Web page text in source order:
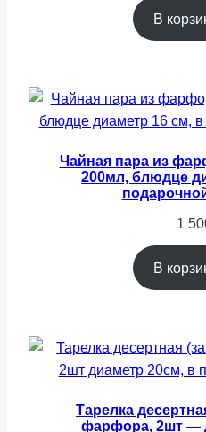
В
Чайная пара из
200мл, блюдце
1
В
Тарелка
фарфора, 2шт —